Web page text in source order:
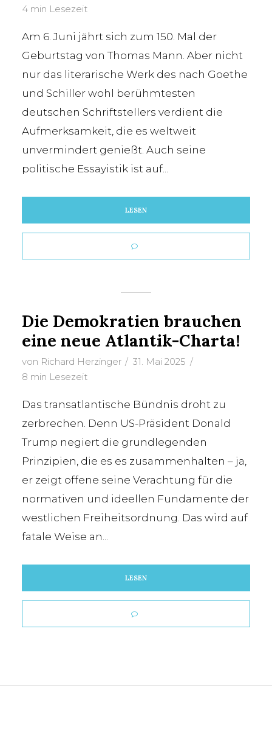
4 min Lesezeit
Am 6. Juni jährt sich zum 150. Mal der
Geburtstag von Thomas Mann. Aber nicht
nur das literarische Werk des nach Goethe
und Schiller wohl berühmtesten
deutschen Schriftstellers verdient die
Aufmerksamkeit, die es weltweit
unvermindert genießt. Auch seine
politische Essayistik ist auf...
LESEN
Die Demokratien brauchen
eine neue Atlantik-Charta!
von Richard Herzinger
31. Mai 2025
8 min Lesezeit
Das transatlantische Bündnis droht zu
zerbrechen. Denn US-Präsident Donald
Trump negiert die grundlegenden
Prinzipien, die es es zusammenhalten – ja,
er zeigt offene seine Verachtung für die
normativen und ideellen Fundamente der
westlichen Freiheitsordnung. Das wird auf
fatale Weise an...
LESEN